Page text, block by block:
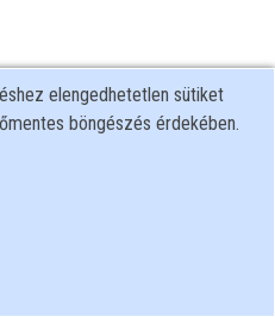
elengedhetetlen sütiket
böngészés érdekében.